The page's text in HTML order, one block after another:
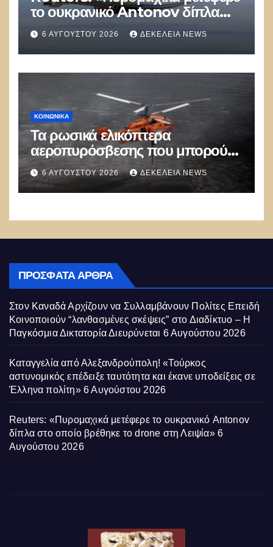
το ουκρανικό Antonov δίπλα
στο οποίο βρέθηκε το drone στη
Λειψία»
6 ΑΥΓΟΎΣΤΟΥ 2026 ΔΕΚΈΛΕΙΑ NEWS
ΚΟΙΝΩΝΙΚΑ
Τα ρωσικά ελικόπτερα
αεροπυρόσβεσης που μπορούν
να ρίχνουν 5 τόνους νερού με 8
μποφόρ
6 ΑΥΓΟΎΣΤΟΥ 2026 ΔΕΚΈΛΕΙΑ NEWS
ΠΡΌΣΦΑΤΑ ΆΡΘΡΑ
Στον Καναδά Αρχίζουν να Συλλαμβάνουν Πολίτες Επειδή
Κοινοποιούν “λανθασμένες σκέψεις” στο Διαδίκτυο – Η
Παγκόσμια Δικτατορία Διευρύνεται 6 Αυγούστου 2026
Καταγγελία από Αλεξανδρούπολη! «Τούρκος
αστυνομικός επέδειξε ταυτότητα και έκανε υποδείξεις σε
Έλληνα πολίτη» 6 Αυγούστου 2026
Reuters: «Πυρομαχικά μετέφερε το ουκρανικό Antonov
δίπλα στο οποίο βρέθηκε το drone στη Λειψία» 6
Αυγούστου 2026